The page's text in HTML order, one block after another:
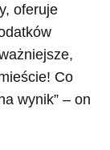
oferuje
Co
wynik” – on